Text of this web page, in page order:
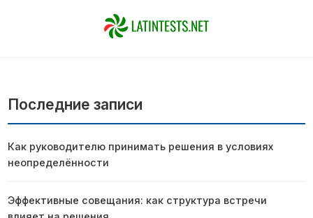
Последние записи
Как руководителю принимать решения в условиях
неопределённости
Эффективные совещания: как структура встречи